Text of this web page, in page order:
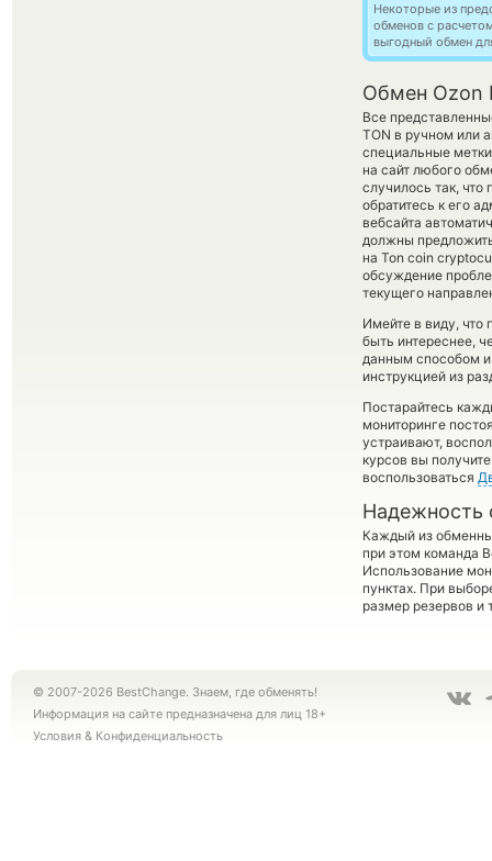
Некоторые из
обменов с
выгодный обмен
Обмен Ozon
Все
TON в ручном или
специальные
на сайт любого
случилось так,
обратитесь к его
вебсайта
должны
на Ton coin
обсуждение
текущего
Имейте в виду, что
быть интереснее,
данным способом и
инструкцией из
Постарайтесь
мониторинге
устраивают,
курсов вы
воспользоваться
Надежность
Каждый из
при этом команда
Использование
пунктах. При
размер резервов и
© 2007-2026 BestChange. Знаем, где обменять!
Информация на сайте предназначена для лиц 18+
Условия & Конфиденциальность